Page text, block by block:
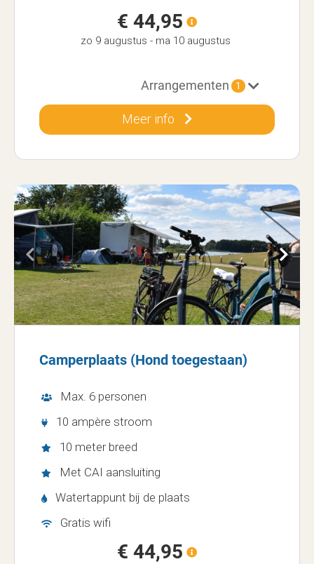
€ 44,95
zo 9 augustus - ma 10 augustus
Arrangementen 1
Meer info
Camperplaats (Hond toegestaan)
Max. 6 personen
10 ampère stroom
10 meter breed
Met CAI aansluiting
Watertappunt bij de plaats
Gratis wifi
€ 44,95